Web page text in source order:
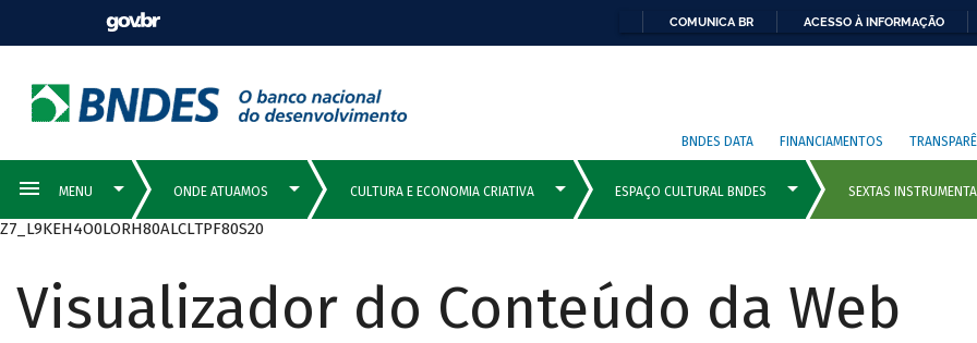
COMUNICA BR ACESSO À INFORMAÇÃO
BNDES DATA FINANCIAMENTOS
Z7_L9KEH4O0LORH80ALCLTPF80S20
Visualizador do Conteúdo da Web